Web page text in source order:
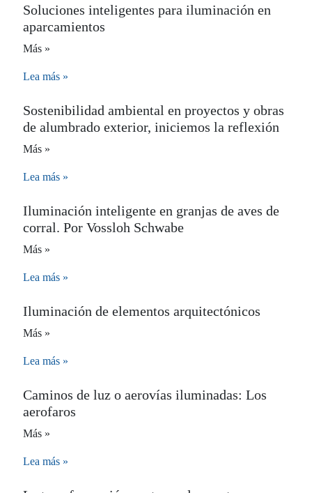
Soluciones inteligentes para iluminación en
aparcamientos
Más »
Lea más »
Sostenibilidad ambiental en proyectos y obras
de alumbrado exterior, iniciemos la reflexión
Más »
Lea más »
Iluminación inteligente en granjas de aves de
corral. Por Vossloh Schwabe
Más »
Lea más »
Iluminación de elementos arquitectónicos
Más »
Lea más »
Caminos de luz o aerovías iluminadas: Los
aerofaros
Más »
Lea más »